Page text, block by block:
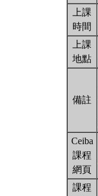
上課
時間
上課
地點
備註
Ceiba
課程
網頁
課程